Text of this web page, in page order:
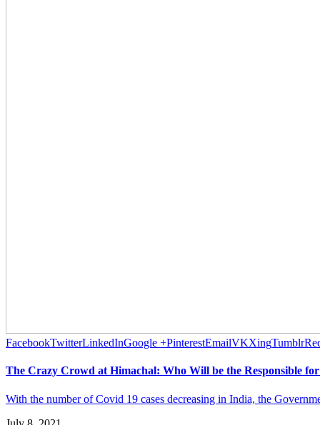
FacebookTwitterLinkedInGoogle +PinterestEmailVKXingTumblr
The Crazy Crowd at Himachal: Who Will be the Responsible
With the number of Covid 19 cases decreasing in India, the